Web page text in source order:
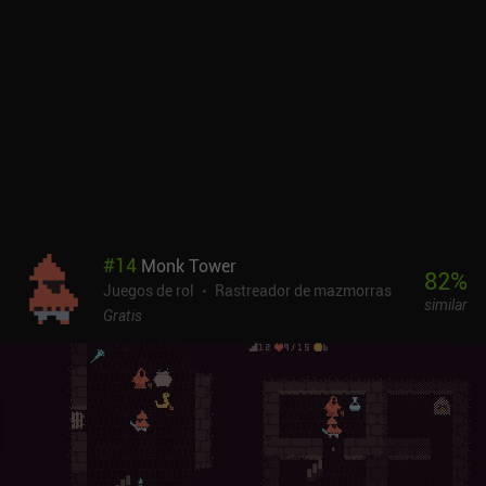
rápidamente en uno de mis juegos favoritos para móvil.
Mysterious Castle es un juego premium de 9,99 € sin anuncios ni
compras adicionales dentro de la aplicación.
#14 Monk Tower
Juegos de rol
Rastreador de mazmorras
Gratis
82%
similar